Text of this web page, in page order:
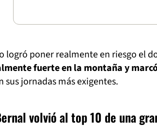
logró poner realmente en riesgo el
fuerte en la montaña y
sus jornadas más exigentes.
volvió al top 10 de una